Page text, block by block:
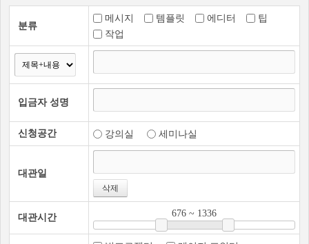
분류
메시지 템플릿 에디터
팁
작업
입금자 성명
신청공간 강의실 세미나실
대관일
대관시간 676 ~ 1336
Sketchbook5, 스케치북5